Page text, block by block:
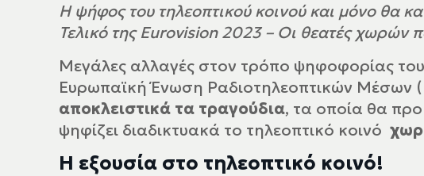
Η ψήφος του τηλεοπτικού κοινού και μόνο θα
Τελικό της Eurovision 2023 – Οι θεατές χωρών
Μεγάλες αλλαγές στον τρόπο ψηφοφορίας
Ευρωπαϊκή Ένωση Ραδιοτηλεοπτικών Μέσων (
αποκλειστικά τα τραγούδια, τα οποία θα
ψηφίζει διαδικτυακά το τηλεοπτικό κοινό
Η εξουσία στο τηλεοπτικό κοινό!